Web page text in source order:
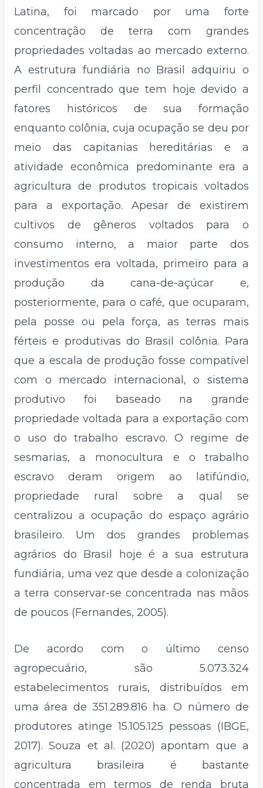
Latina, foi marcado por uma forte
concentração de terra com grandes
propriedades voltadas ao mercado externo.
A estrutura fundiária no Brasil adquiriu o
perfil concentrado que tem hoje devido a
fatores históricos de sua formação
enquanto colônia, cuja ocupação se deu por
meio das capitanias hereditárias e a
atividade econômica predominante era a
agricultura de produtos tropicais voltados
para a exportação. Apesar de existirem
cultivos de gêneros voltados para o
consumo interno, a maior parte dos
investimentos era voltada, primeiro para a
produção da cana-de-açúcar e,
posteriormente, para o café, que ocuparam,
pela posse ou pela força, as terras mais
férteis e produtivas do Brasil colônia. Para
que a escala de produção fosse compatível
com o mercado internacional, o sistema
produtivo foi baseado na grande
propriedade voltada para a exportação com
o uso do trabalho escravo. O regime de
sesmarias, a monocultura e o trabalho
escravo deram origem ao latifúndio,
propriedade rural sobre a qual se
centralizou a ocupação do espaço agrário
brasileiro. Um dos grandes problemas
agrários do Brasil hoje é a sua estrutura
fundiária, uma vez que desde a colonização
a terra conservar-se concentrada nas mãos
de poucos (Fernandes, 2005).
De acordo com o último censo
agropecuário, são 5.073.324
estabelecimentos rurais, distribuídos em
uma área de 351.289.816 ha. O número de
produtores atinge 15.105.125 pessoas (IBGE,
2017). Souza et al. (2020) apontam que a
agricultura brasileira é bastante
concentrada em termos de renda bruta